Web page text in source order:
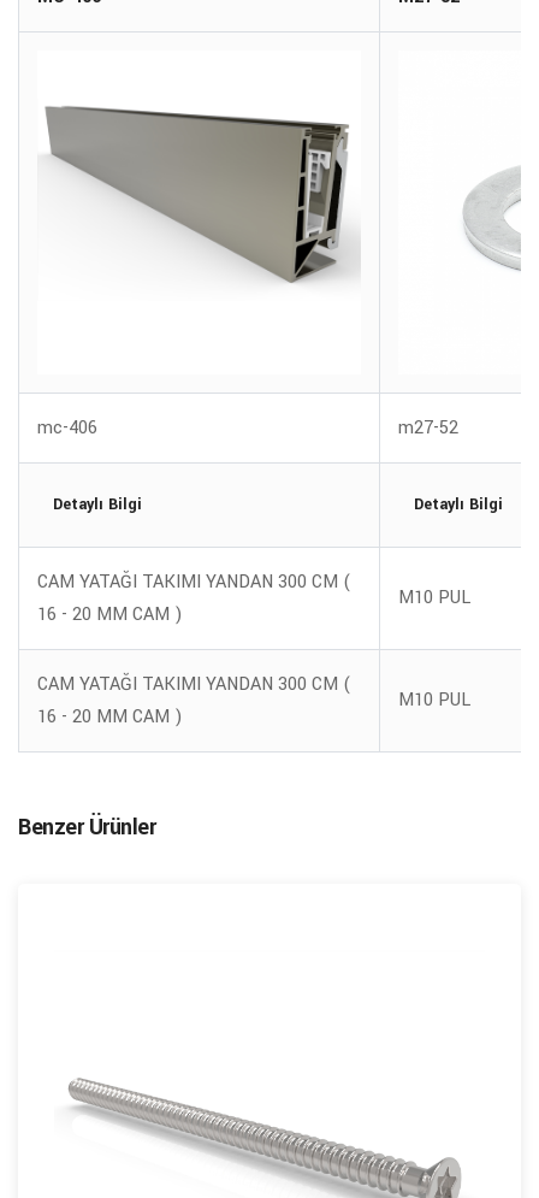
mc-406 m27-52
Detaylı Bilgi Detaylı Bilgi
CAM YATAĞI TAKIMI YANDAN 300 CM (
16 - 20 MM CAM )
M10 PUL
CAM YATAĞI TAKIMI YANDAN 300 CM (
16 - 20 MM CAM )
M10 PUL
Benzer Ürünler